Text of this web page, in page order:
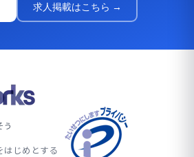
求人掲載はこちら →
う
はじめとする